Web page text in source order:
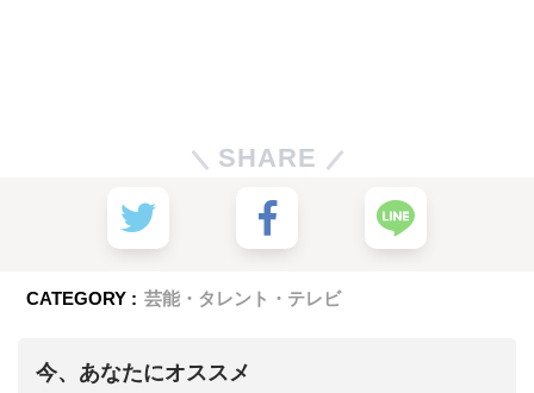
SHARE
CATEGORY : 芸能・タレント・テレビ
今、あなたにオススメ